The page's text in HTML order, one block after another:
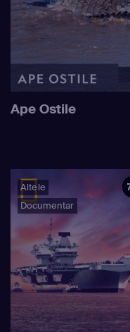
Ape Ostile
Altele
Documentar